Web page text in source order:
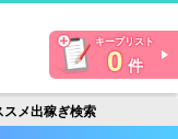
キープリスト
0 件
スメ出稼ぎ検索